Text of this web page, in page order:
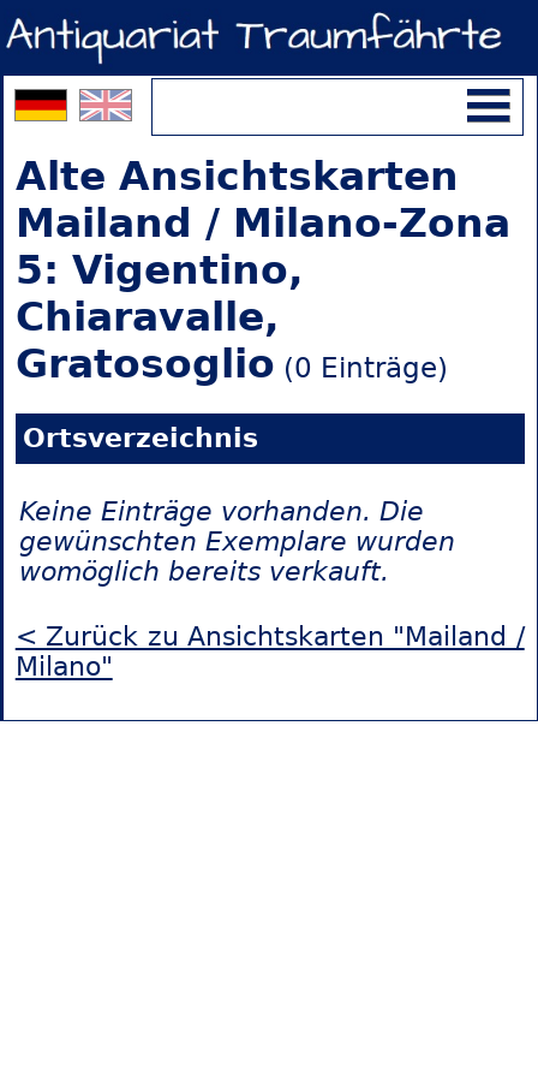
Alte Ansichtskarten
Mailand / Milano-Zona
5: Vigentino,
Chiaravalle,
Gratosoglio (0 Einträge)
Ortsverzeichnis
Keine Einträge vorhanden. Die
gewünschten Exemplare wurden
womöglich bereits verkauft.
< Zurück zu Ansichtskarten "Mailand /
Milano"